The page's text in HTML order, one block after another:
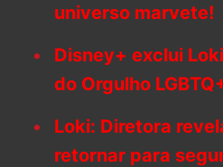
universo marvete!
Disney+ exclui
do Orgulho
Loki: Diretora
retornar para